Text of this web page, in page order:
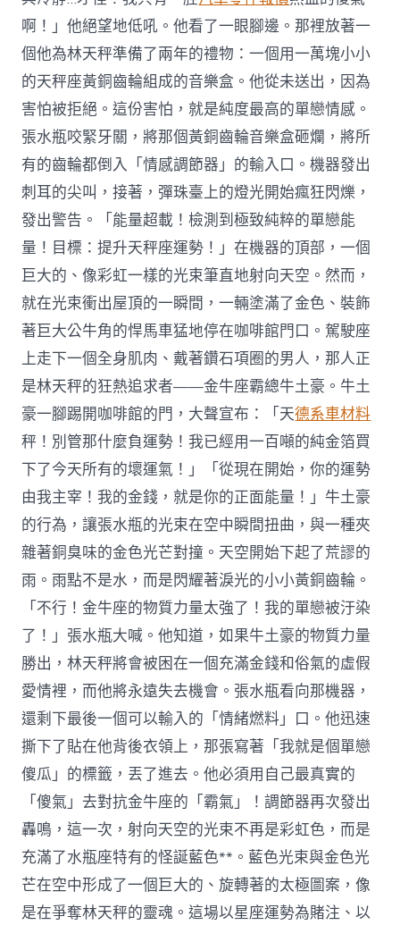
啊！」他絕望地低吼。他看了一眼腳邊。那裡放著一
個他為林天秤準備了兩年的禮物：一個用一萬塊小小
的天秤座黃銅齒輪組成的音樂盒。他從未送出，因為
害怕被拒絕。這份害怕，就是純度最高的單戀情感。
張水瓶咬緊牙關，將那個黃銅齒輪音樂盒砸爛，將所
有的齒輪都倒入「情感調節器」的輸入口。機器發出
刺耳的尖叫，接著，彈珠臺上的燈光開始瘋狂閃爍，
發出警告。「能量超載！檢測到極致純粹的單戀能
量！目標：提升天秤座運勢！」在機器的頂部，一個
巨大的、像彩虹一樣的光束筆直地射向天空。然而，
就在光束衝出屋頂的一瞬間，一輛塗滿了金色、裝飾
著巨大公牛角的悍馬車猛地停在咖啡館門口。駕駛座
上走下一個全身肌肉、戴著鑽石項圈的男人，那人正
是林天秤的狂熱追求者——金牛座霸總牛土豪。牛土
豪一腳踢開咖啡館的門，大聲宣布：「天德系車材料
秤！別管那什麼負運勢！我已經用一百噸的純金箔買
下了今天所有的壞運氣！」「從現在開始，你的運勢
由我主宰！我的金錢，就是你的正面能量！」牛土豪
的行為，讓張水瓶的光束在空中瞬間扭曲，與一種夾
雜著銅臭味的金色光芒對撞。天空開始下起了荒謬的
雨。雨點不是水，而是閃耀著淚光的小小黃銅齒輪。
「不行！金牛座的物質力量太強了！我的單戀被汙染
了！」張水瓶大喊。他知道，如果牛土豪的物質力量
勝出，林天秤將會被困在一個充滿金錢和俗氣的虛假
愛情裡，而他將永遠失去機會。張水瓶看向那機器，
還剩下最後一個可以輸入的「情緒燃料」口。他迅速
撕下了貼在他背後衣領上，那張寫著「我就是個單戀
傻瓜」的標籤，丟了進去。他必須用自己最真實的
「傻氣」去對抗金牛座的「霸氣」！調節器再次發出
轟鳴，這一次，射向天空的光束不再是彩虹色，而是
充滿了水瓶座特有的怪誕藍色**。藍色光束與金色光
芒在空中形成了一個巨大的、旋轉著的太極圖案，像
是在爭奪林天秤的靈魂。這場以星座運勢為賭注、以